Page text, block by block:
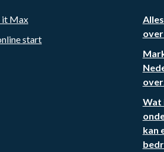
it Max
start
Wat
kan